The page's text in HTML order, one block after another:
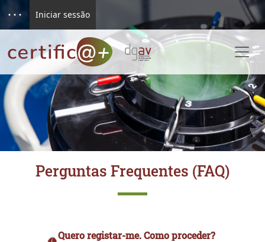
Iniciar sessão
Perguntas Frequentes (FAQ)
Quero registar-me. Como proceder?